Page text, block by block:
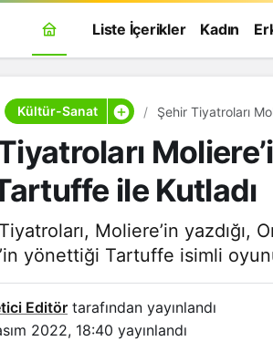
Liste İçerikler Kadın
Kültür-Sanat Şehir Tiyatroları
Tartuffe ile Kutladı
Moliere’in yazdığı,
yönettiği Tartuffe isimli
Editör tarafından yayınlandı
2022, 18:40 yayınlandı